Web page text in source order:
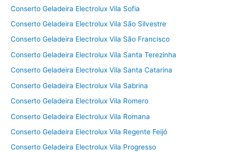
Conserto Geladeira Electrolux Vila Sofia
Conserto Geladeira Electrolux Vila São Silvestre
Conserto Geladeira Electrolux Vila São Francisco
Conserto Geladeira Electrolux Vila Santa Terezinha
Conserto Geladeira Electrolux Vila Santa Catarina
Conserto Geladeira Electrolux Vila Sabrina
Conserto Geladeira Electrolux Vila Romero
Conserto Geladeira Electrolux Vila Romana
Conserto Geladeira Electrolux Vila Regente Feijó
Conserto Geladeira Electrolux Vila Progresso